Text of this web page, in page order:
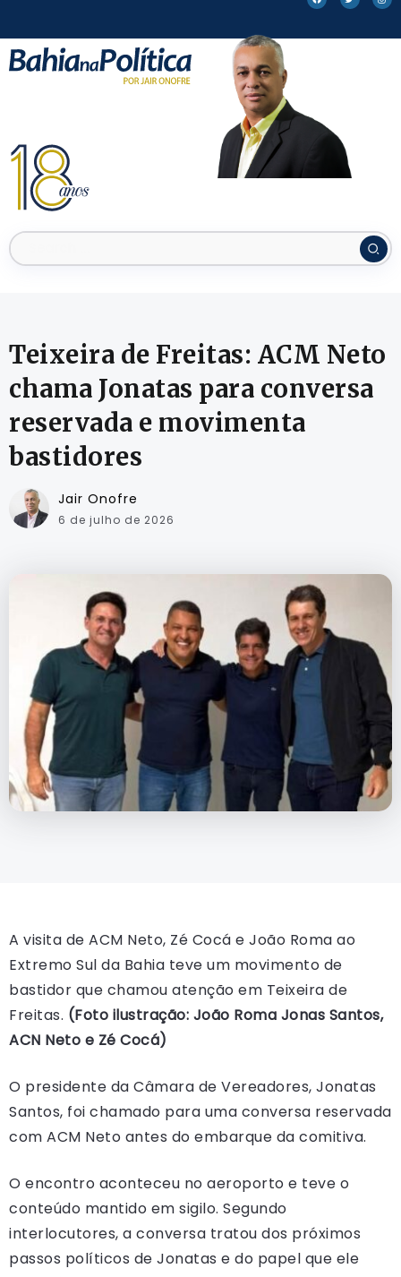
Teixeira de Freitas: ACM Neto
chama Jonatas para conversa
reservada e movimenta
bastidores
Jair Onofre
6 de julho de 2026
A visita de ACM Neto, Zé Cocá e João Roma ao
Extremo Sul da Bahia teve um movimento de
bastidor que chamou atenção em Teixeira de
Freitas. (Foto ilustração: João Roma Jonas Santos,
ACN Neto e Zé Cocá)
O presidente da Câmara de Vereadores, Jonatas
Santos, foi chamado para uma conversa reservada
com ACM Neto antes do embarque da comitiva.
O encontro aconteceu no aeroporto e teve o
conteúdo mantido em sigilo. Segundo
interlocutores, a conversa tratou dos próximos
passos políticos de Jonatas e do papel que ele